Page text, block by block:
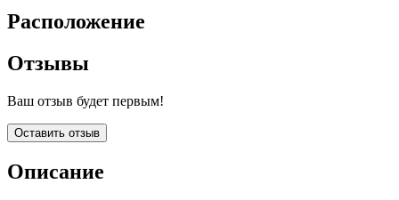
Расположение
Отзывы
Ваш отзыв будет первым!
Оставить отзыв
Описание